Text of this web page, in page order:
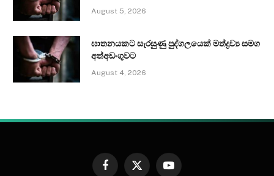
August 5, 2026
ඝාතනයකට සැරසුණු පුද්ගලයෙක් මත්ද්‍රව්‍ය සමග
අත්අඩංගුවට
August 4, 2026
Facebook
X YouTube